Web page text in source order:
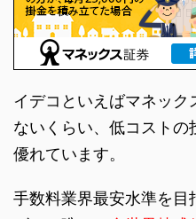
イデコといえばマネッ
ないくらい、低コストの
優れています。
手数料業界最安水準を目